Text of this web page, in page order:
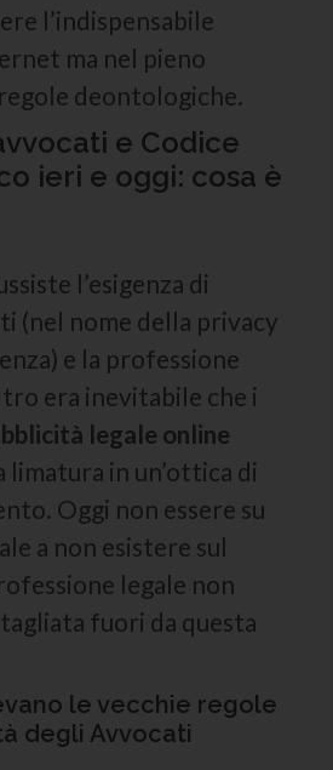
l’indispensabile
ma nel pieno
deontologiche.
e Codice
ieri e oggi: cosa è
l’esigenza di
(nel nome della privacy
e la professione
era inevitabile che i
legale online
limatura in un’ottica di
Oggi non essere su
a non esistere sul
legale non
fuori da questa
le vecchie regole
degli Avvocati